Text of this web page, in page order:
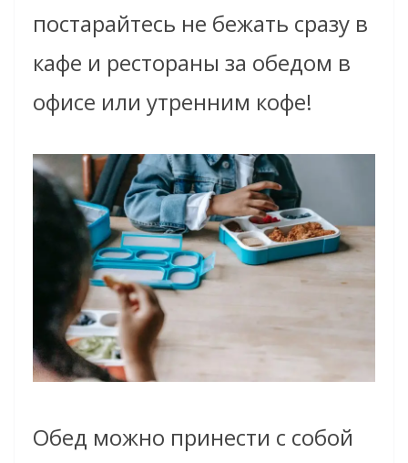
постарайтесь не бежать сразу в
кафе и рестораны за обедом в
офисе или утренним кофе!
Обед можно принести с собой